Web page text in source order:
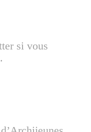
si vous